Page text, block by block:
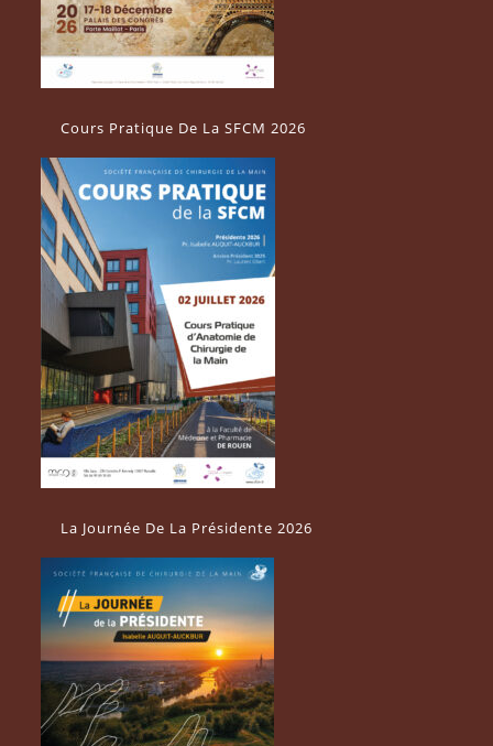
Cours Pratique De La SFCM 2026
La Journée De La Présidente 2026